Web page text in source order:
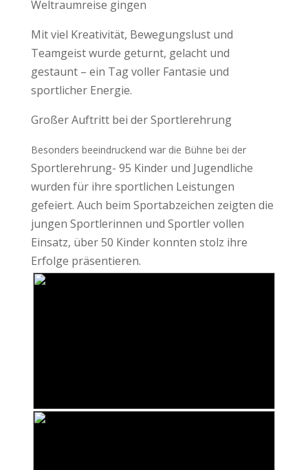
Weltraumreise gingen
Mit viel Kreativität, Bewegungslust und
Teamgeist wurde geturnt, gelacht und
gestaunt – ein Tag voller Fantasie und
sportlicher Energie.
Großer Auftritt bei der Sportlerehrung
Besonders beeindruckend war die Bühne bei der
Sportlerehrung- 95 Kinder und Jugendliche
wurden für ihre sportlichen Leistungen
gefeiert. Auch beim Sportabzeichen zeigten die
jungen Sportlerinnen und Sportler vollen
Einsatz, über 50 Kinder konnten stolz ihre
Erfolge präsentieren.